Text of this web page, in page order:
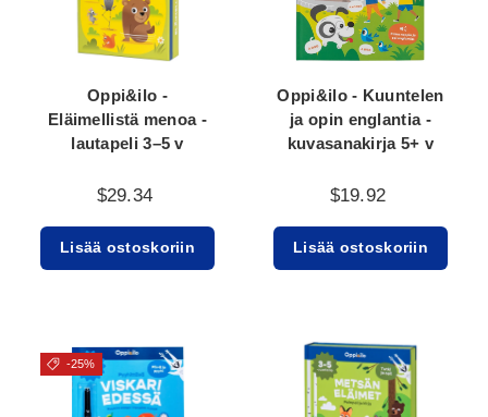
Oppi&ilo -
Eläimellistä menoa -
lautapeli 3–5 v
$29.34
Lisää ostoskoriin
Oppi&ilo - Kuuntelen
ja opin englantia -
kuvasanakirja 5+ v
$19.92
Lisää ostoskoriin
-25%